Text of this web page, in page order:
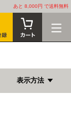
あと 8,000円 で送料無料
表示方法